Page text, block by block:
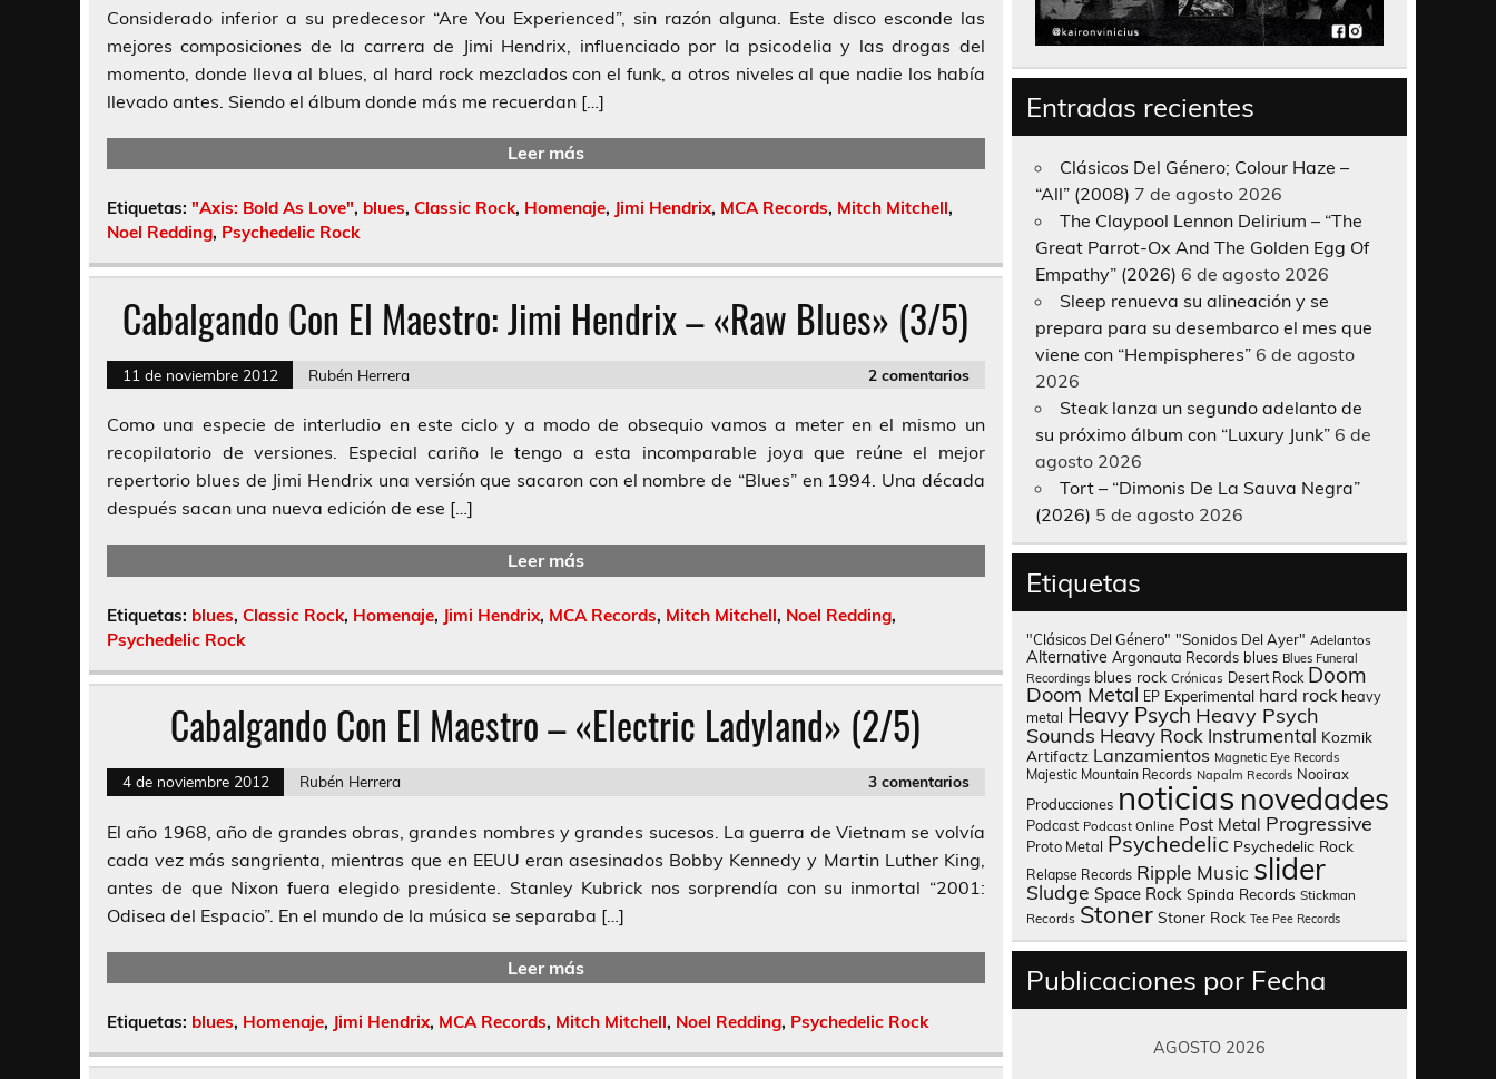
Considerado inferior a su predecesor “Are You Experienced”, sin razón alguna. Este disco esconde las
mejores composiciones de la carrera de Jimi Hendrix, influenciado por la psicodelia y las drogas del
momento, donde lleva al blues, al hard rock mezclados con el funk, a otros niveles al que nadie los había
llevado antes. Siendo el álbum donde más me recuerdan […]
Leer más
Etiquetas: "Axis: Bold As Love", blues, Classic Rock, Homenaje, Jimi Hendrix, MCA Records, Mitch Mitchell,
Noel Redding, Psychedelic Rock
Cabalgando Con El Maestro: Jimi Hendrix – «Raw Blues» (3/5)
11 de noviembre 2012 Rubén Herrera 2 comentarios
Como una especie de interludio en este ciclo y a modo de obsequio vamos a meter en el mismo un
recopilatorio de versiones. Especial cariño le tengo a esta incomparable joya que reúne el mejor
repertorio blues de Jimi Hendrix una versión que sacaron con el nombre de “Blues” en 1994. Una década
después sacan una nueva edición de ese […]
Leer más
Etiquetas: blues, Classic Rock, Homenaje, Jimi Hendrix, MCA Records, Mitch Mitchell, Noel Redding,
Psychedelic Rock
Cabalgando Con El Maestro – «Electric Ladyland» (2/5)
4 de noviembre 2012 Rubén Herrera 3 comentarios
El año 1968, año de grandes obras, grandes nombres y grandes sucesos. La guerra de Vietnam se volvía
cada vez más sangrienta, mientras que en EEUU eran asesinados Bobby Kennedy y Martin Luther King,
antes de que Nixon fuera elegido presidente. Stanley Kubrick nos sorprendía con su inmortal “2001:
Odisea del Espacio”. En el mundo de la música se separaba […]
Leer más
Etiquetas: blues, Homenaje, Jimi Hendrix, MCA Records, Mitch Mitchell, Noel Redding, Psychedelic Rock
Entradas recientes
Clásicos Del Género; Colour Haze –
“All” (2008) 7 de agosto 2026
The Claypool Lennon Delirium – “The
Great Parrot-Ox And The Golden Egg Of
Empathy” (2026) 6 de agosto 2026
Sleep renueva su alineación y se
prepara para su desembarco el mes que
viene con “Hempispheres” 6 de agosto
2026
Steak lanza un segundo adelanto de
su próximo álbum con “Luxury Junk” 6 de
agosto 2026
Tort – “Dimonis De La Sauva Negra”
(2026) 5 de agosto 2026
Etiquetas
"Clásicos Del Género" "Sonidos Del Ayer" Adelantos
Alternative Argonauta Records blues Blues Funeral
Recordings blues rock Crónicas Desert Rock Doom
Doom Metal EP Experimental hard rock heavy
metal Heavy Psych Heavy Psych
Sounds Heavy Rock Instrumental Kozmik
Artifactz Lanzamientos Magnetic Eye Records
Majestic Mountain Records Napalm Records Nooirax
Producciones noticias novedades
Podcast Podcast Online Post Metal Progressive
Proto Metal Psychedelic Psychedelic Rock
Relapse Records Ripple Music slider
Sludge Space Rock Spinda Records Stickman
Records Stoner Stoner Rock Tee Pee Records
Publicaciones por Fecha
AGOSTO 2026